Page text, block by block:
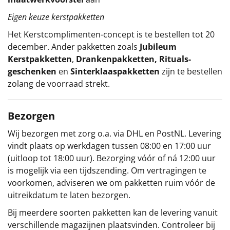
Eigen keuze kerstpakketten
Het Kerstcomplimenten-concept is te bestellen tot 20
december. Ander pakketten zoals Jubileum
Kerstpakketten, Drankenpakketten, Rituals-
geschenken en Sinterklaaspakketten zijn te bestellen
zolang de voorraad strekt.
Bezorgen
Wij bezorgen met zorg o.a. via DHL en PostNL. Levering
vindt plaats op werkdagen tussen 08:00 en 17:00 uur
(uitloop tot 18:00 uur). Bezorging vóór of ná 12:00 uur
is mogelijk via een tijdszending. Om vertragingen te
voorkomen, adviseren we om pakketten ruim vóór de
uitreikdatum te laten bezorgen.
Bij meerdere soorten pakketten kan de levering vanuit
verschillende magazijnen plaatsvinden. Controleer bij